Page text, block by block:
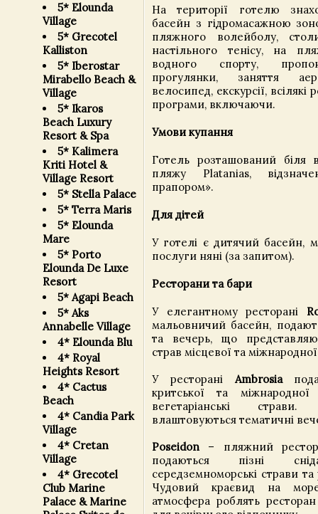
5* Elounda
Village
5* Grecotel
Kalliston
5* Iberostar
Mirabello Beach &
Village
5* Ikaros
Beach Luxury
Resort & Spa
5* Kalimera
Kriti Hotel &
Village Resort
5* Stella Palace
5* Terra Maris
5* Elounda
Mare
5* Porto
Elounda De Luxe
Resort
5* Agapi Beach
5* Aks
Annabelle Village
4* Elounda Blu
4* Royal
Heights Resort
4* Cactus
Beach
4* Candia Park
Village
4* Cretan
Village
4* Grecotel
Club Marine
Palace & Marine
На території готелю
басейн з гідромасажною
пляжного волейболу,
настільного тенісу, на
водного спорту,
прогулянки, заняття
велосипед, екскурсії,
програми, включаючи.
Умови купання
Готель розташований біля
пляжу Platanias,
прапором».
Для дітей
У готелі є дитячий басейн,
послуги няні (за запитом).
Ресторани та бари
У елегантному ресторані
мальовничий басейн,
та вечерь, що
страв місцевої та міжнародної
У рестораніAmbrosia
критської та
вегетаріанські
влаштовуються тематичні
Poseidon – пляжний
подаються пізні
середземноморські страви та
Чудовий краєвид на
атмосфера роблять